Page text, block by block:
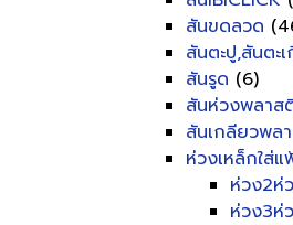
สันขดลวด
สันตะปู,สันตะ
สันรูด (6)
สันห่วงพลาส
สันเกลียวพล
ห่วงเหล็กใส่แ
ห่วง2ห่
ห่วง3ห่